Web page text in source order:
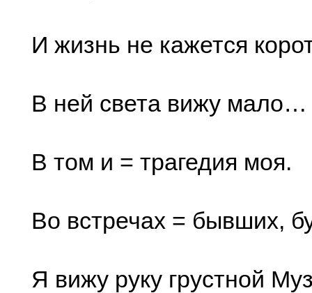
И жизнь не кажется
В ней света вижу мало…
В том и = трагедия моя.
Во встречах = бывших,
Я вижу руку грустной